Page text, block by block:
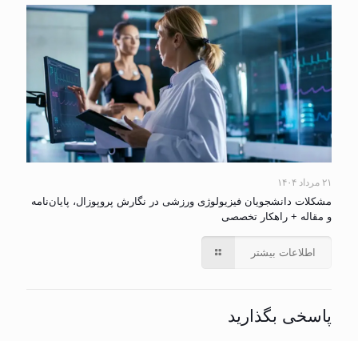
۲۱ مرداد ۱۴۰۴
مشکلات دانشجویان فیزیولوژی ورزشی در نگارش پروپوزال، پایان‌نامه
و مقاله + راهکار تخصصی
اطلاعات بیشتر
پاسخی بگذارید